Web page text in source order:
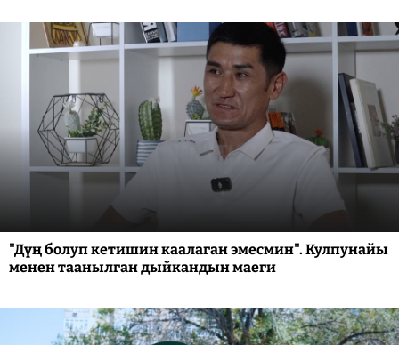
"Дүң болуп кетишин каалаган эмесмин". Кулпунайы
менен таанылган дыйкандын маеги